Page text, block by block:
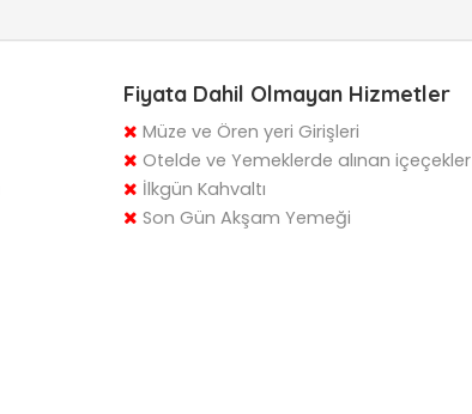
Fiyata Dahil Olmayan Hizmetler
Müze ve Ören yeri Girişleri
Otelde ve Yemeklerde alınan içeçekler
İlkgün Kahvaltı
Son Gün Akşam Yemeği